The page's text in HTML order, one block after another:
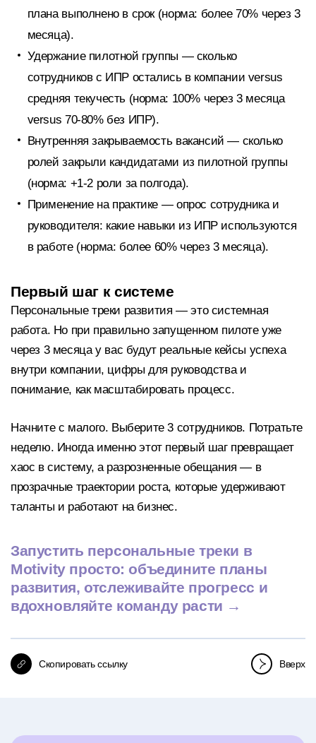
плана выполнено в срок (норма: более 70% через 3
месяца).
Удержание пилотной группы — сколько
сотрудников с ИПР остались в компании versus
средняя текучесть (норма: 100% через 3 месяца
versus 70-80% без ИПР).
Внутренняя закрываемость вакансий — сколько
ролей закрыли кандидатами из пилотной группы
(норма: +1-2 роли за полгода).
Применение на практике — опрос сотрудника и
руководителя: какие навыки из ИПР используются
в работе (норма: более 60% через 3 месяца).
Первый шаг к системе
Персональные треки развития — это системная
работа. Но при правильно запущенном пилоте уже
через 3 месяца у вас будут реальные кейсы успеха
внутри компании, цифры для руководства и
понимание, как масштабировать процесс.
Начните с малого. Выберите 3 сотрудников. Потратьте
неделю. Иногда именно этот первый шаг превращает
хаос в систему, а разрозненные обещания — в
прозрачные траектории роста, которые удерживают
таланты и работают на бизнес.
Запустить персональные треки в
Motivity просто: объедините планы
развития, отслеживайте прогресс и
вдохновляйте команду расти →
Скопировать ссылку Вверх